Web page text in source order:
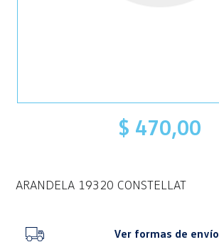
$ 470,00
ARANDELA 19320 CONSTELLAT
Ver formas de envío